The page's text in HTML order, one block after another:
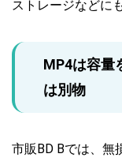
ストレージなどに
MP4は容量
は別物
市販BD Bでは、無